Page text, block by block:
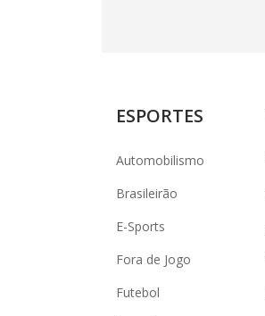
ESPORTES
Automobilismo
Brasileirão
E-Sports
Fora de Jogo
Futebol